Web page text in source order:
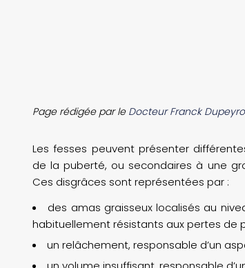
Page rédigée par le Docteur Franck
Les fesses peuvent présenter
de la puberté, ou secondaires à une
Ces disgrâces sont représentées par :
des amas graisseux localisés au
habituellement résistants aux pertes de
un relâchement, responsable d’un